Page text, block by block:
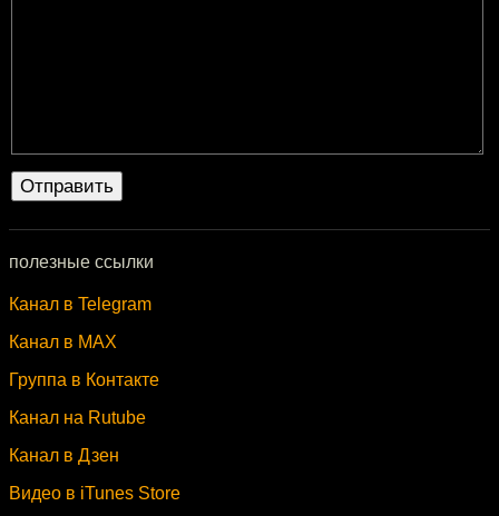
полезные ссылки
Канал в Telegram
Канал в MAX
Группа в Контакте
Канал на Rutube
Канал в Дзен
Видео в iTunes Store